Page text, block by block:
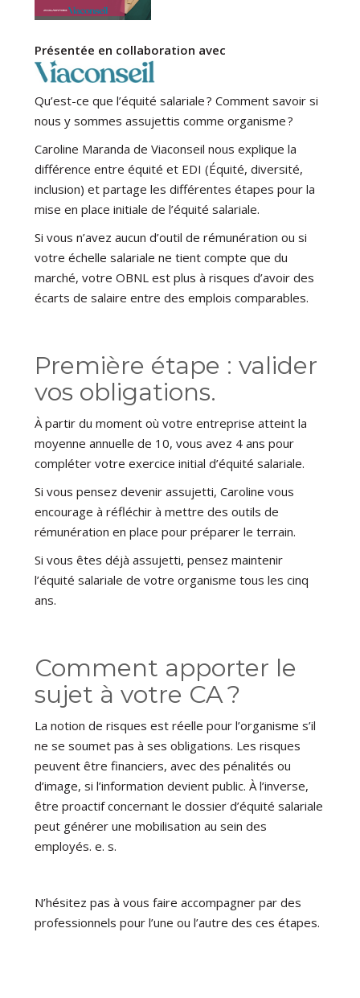
Présentée en collaboration avec
Qu’est-ce que l’équité salariale ? Comment savoir si
nous y sommes assujettis comme organisme ?
Caroline Maranda de Viaconseil nous explique la
différence entre équité et EDI (Équité, diversité,
inclusion) et partage les différentes étapes pour la
mise en place initiale de l’équité salariale.
Si vous n’avez aucun d’outil de rémunération ou si
votre échelle salariale ne tient compte que du
marché, votre OBNL est plus à risques d’avoir des
écarts de salaire entre des emplois comparables.
Première étape : valider
vos obligations.
À partir du moment où votre entreprise atteint la
moyenne annuelle de 10, vous avez 4 ans pour
compléter votre exercice initial d’équité salariale.
Si vous pensez devenir assujetti, Caroline vous
encourage à réfléchir à mettre des outils de
rémunération en place pour préparer le terrain.
Si vous êtes déjà assujetti, pensez maintenir
l’équité salariale de votre organisme tous les cinq
ans.
Comment apporter le
sujet à votre CA ?
La notion de risques est réelle pour l’organisme s’il
ne se soumet pas à ses obligations. Les risques
peuvent être financiers, avec des pénalités ou
d’image, si l’information devient public. À l’inverse,
être proactif concernant le dossier d’équité salariale
peut générer une mobilisation au sein des
employés. e. s.
N’hésitez pas à vous faire accompagner par des
professionnels pour l’une ou l’autre des ces étapes.